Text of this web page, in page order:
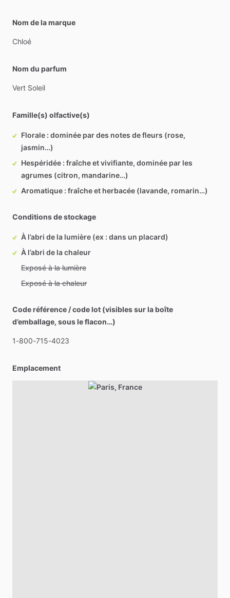
Nom de la marque
Chloé
Nom du parfum
Vert Soleil
Famille(s) olfactive(s)
Florale : dominée par des notes de fleurs (rose,
jasmin…)
Hespéridée : fraîche et vivifiante, dominée par les
agrumes (citron, mandarine…)
Aromatique : fraîche et herbacée (lavande, romarin…)
Conditions de stockage
À l’abri de la lumière (ex : dans un placard)
À l’abri de la chaleur
Exposé à la lumière
Exposé à la chaleur
Code référence / code lot (visibles sur la boîte
d’emballage, sous le flacon…)
1-800-715-4023
Emplacement